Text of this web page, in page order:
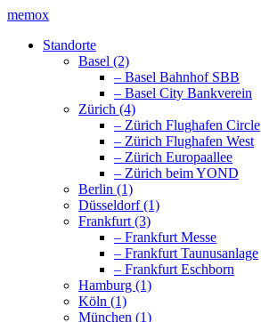
memox
Standorte
Basel (2)
– Basel Bahnhof SBB
– Basel City Bankverein
Zürich (4)
– Zürich Flughafen Circle
– Zürich Flughafen West
– Zürich Europaallee
– Zürich beim YOND
Berlin (1)
Düsseldorf (1)
Frankfurt (3)
– Frankfurt Messe
– Frankfurt Taunusanlage
– Frankfurt Eschborn
Hamburg (1)
Köln (1)
München (1)